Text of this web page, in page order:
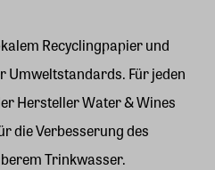
Recyclingpapier und
Umweltstandards. Für jeden
Hersteller Water & Wines
die Verbesserung des
Trinkwasser.